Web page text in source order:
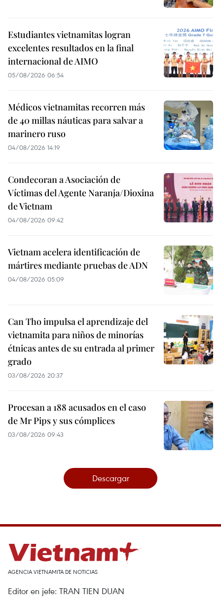
Estudiantes vietnamitas logran
excelentes resultados en la final
internacional de AIMO
05/08/2026 06:54
Médicos vietnamitas recorren más
de 40 millas náuticas para salvar a
marinero ruso
04/08/2026 14:19
Condecoran a Asociación de
Víctimas del Agente Naranja/Dioxina
de Vietnam
04/08/2026 09:42
Vietnam acelera identificación de
mártires mediante pruebas de ADN
04/08/2026 05:09
Can Tho impulsa el aprendizaje del
vietnamita para niños de minorías
étnicas antes de su entrada al primer
grado
03/08/2026 20:37
Procesan a 188 acusados en el caso
de Mr Pips y sus cómplices
03/08/2026 09:43
Descargar
AGENCIA VIETNAMITA DE NOTICIAS
Editor en jefe: TRAN TIEN DUAN